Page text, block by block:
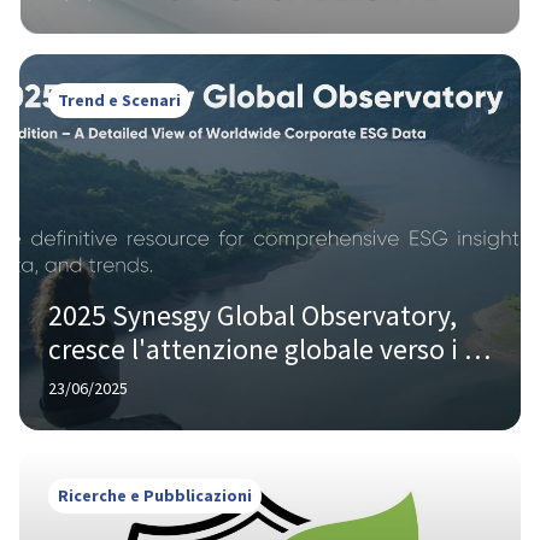
Trend e Scenari
2025 Synesgy Global Observatory,
cresce l'attenzione globale verso i
temi ESG
23/06/2025
Ricerche e Pubblicazioni